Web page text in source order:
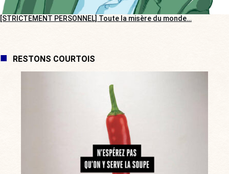
[STRICTEMENT PERSONNEL] Toute la misère du monde…
RESTONS COURTOIS